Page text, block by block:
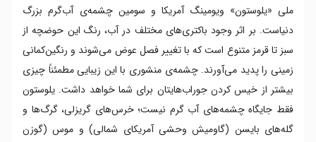
ملی «یلوستون» ویومینگ آمریکا و سومین چشمه‌ی آب‌گرم بزرگ
دنیاست. بر اثر وجود باکتری‌های مختلف در آب، رنگ این حوضچه از
سبز تا قرمز متنوع است که با تغییر فصل‌ عوض می‌شوند و رنگین‌کمانی
زمینی را پدید می‌آورند. چشمه‌ی منشوری با این زیبایی مطمئناً چیزی
بیشتر از خیس کردن جوراب‌هایتان برای شما خواهد داشت. یلوستون
فقط جایگاه چشمه‌های آب گرم نیست؛ خرس‌های گریزلی، گرگ‌ها و
گله‌های بایسن (گاومیش وحشی آمریکای شمالی) و موس (گوزن